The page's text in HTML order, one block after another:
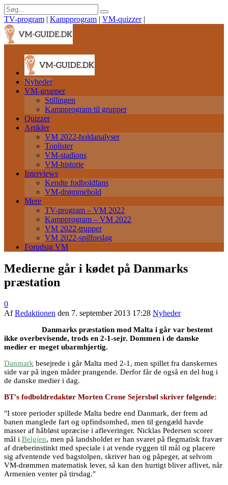
TV-program | Kampprogram | VM-quizzer |
Nyheder
VM-grupper
Stillingen
Kampprogram til grupper
Quizzer
Artikler
VM 2022-holdanalyser
Toplister
VM-stadions
VM-historie
Interviews
Kendte fodboldfans
VM-drømmehold
Mere
TV-program – VM 2022
Kampprogram – VM 2022
VM 2022-trupper
VM 2022-spilforslag
Forudsig VM
Medierne går i kødet på Danmarks
præstation
0
AfRedaktionen den 7. september 2013 17:28 Nyheder
Danmarks præstation mod Malta i går var bestemt
ikke overbevisende, trods en 2-1-sejr. Dommen i de danske
medier er meget ubarmhjertig.
Danmark besejrede i går Malta med 2-1, men spillet fra danskernes
side var på ingen måder prangende. Derfor får de også en del hug i
de danske medier i dag.
BT's fodboldredaktør Morten Crone Sejersbøl skriver følgende:
"I store perioder spillede Malta bedre end Danmark, der frem ad
banen manglede fart og opfindsomhed, men til gengæld havde
masser af håbløst upræcise i afleveringer. Nicklas Pedersen scorer
mål i Belgien, men på landsholdet er han svaret på flegmatisk fravær
af dræberinstinkt med speciale i at vende ryggen til mål og placere
sig afventende ved bagstolpen, skriver han og påpeger, at selvom
VM-drømmen matematisk lever, så kan den hurtigt bliver aflivet, når
Armenien venter på tirsdag."